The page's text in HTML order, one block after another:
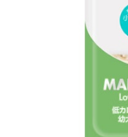
日用品（デイリー）
リビング雑貨
トリマーグッズ